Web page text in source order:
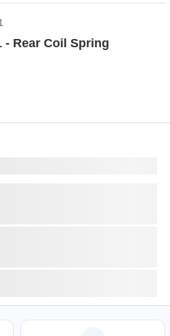
- Rear Coil Spring